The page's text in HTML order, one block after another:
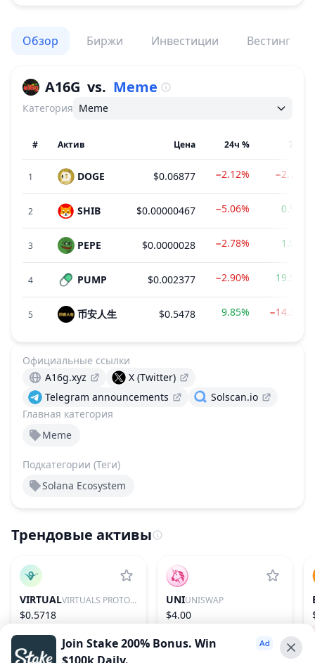
Обзор Биржи Инвестиции Вестинг
A16G vs. Meme
Категория Meme
# Актив Цена 24ч % 7д %
1 DOGE $0.06877 −2.12% −2.71%
2 SHIB $0.00000467 −5.06% 0.90%
3 PEPE $0.0000028 −2.78% 1.08%
4 PUMP $0.002377 −2.90% 19.99%
5 币安人生 $0.5478 9.85% −14.32%
Главная категория
Meme
Подкатегории (Теги)
Solana Ecosystem
Официальные ссылки
A16g.xyz
X (Twitter)
Telegram announcements
Solscan.io
Трендовые активы
VIRTUAL VIRTUALS PROTOCOL
$0.5718
UNIUNISWAP
$4.00
Join Stake 200% Bonus. Win